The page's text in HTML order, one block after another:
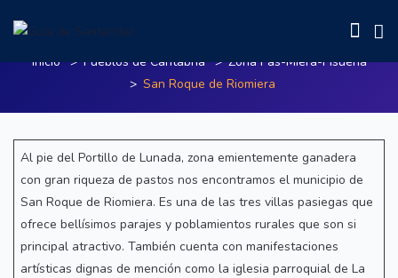
San Roque de Riomiera
Inicio Pueblos de Cantabria
Zona Pas-Miera-Pisueña
San Roque de Riomiera
Al pie del Portillo de Lunada, zona emientemente ganadera
con gran riqueza de pastos nos encontramos el municipio de
San Roque de Riomiera. Es una de las tres villas pasiegas que
ofrece bellísimos parajes y poblamientos rurales que son si
principal atractivo. También cuenta con manifestaciones
artísticas dignas de mención como la iglesia parroquial de La